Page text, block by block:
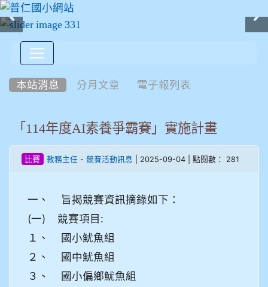
本站消息 分月文章 電子報列表
「114年度AI素養爭霸賽」實施計畫
比賽 教務主任- 競賽活動訊息 | 2025-09-04 | 點閱數： 281
一、 旨揭競賽資訊摘錄如下：
(一) 競賽項目:
１、 國小魷魚組
２、 國中魷魚組
３、 國小偏鄉魷魚組